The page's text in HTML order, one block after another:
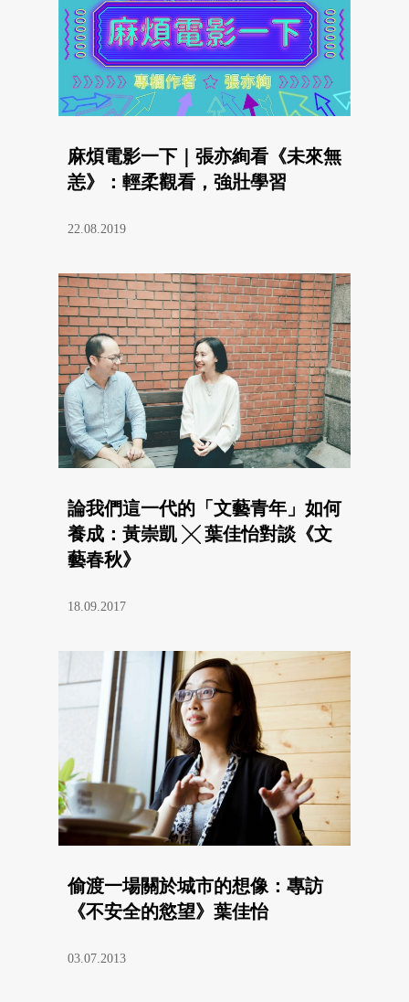
麻煩電影一下｜張亦絢看《未來無
恙》：輕柔觀看，強壯學習
22.08.2019
論我們這一代的「文藝青年」如何
養成：黃崇凱 ╳ 葉佳怡對談《文
藝春秋》
18.09.2017
偷渡一場關於城市的想像：專訪
《不安全的慾望》葉佳怡
03.07.2013